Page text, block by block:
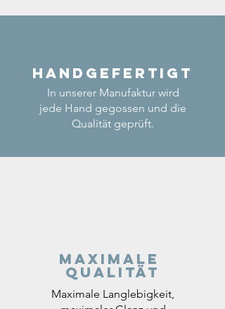
Handgefertigt
In unserer Manufaktur wird
jede Hand gegossen und die
Qualität geprüft.
Maximale
Qualität
Maximale Langlebigkeit,